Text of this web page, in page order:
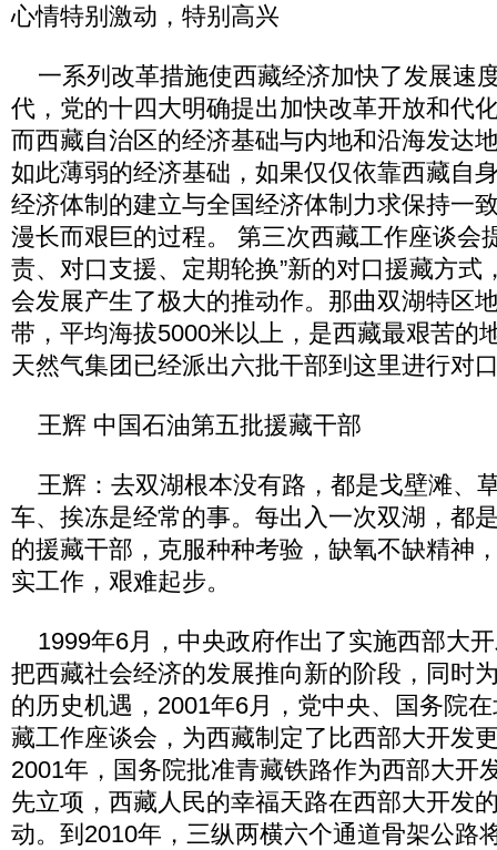
心情特别激动，特别高兴
一系列改革措施使西藏经济加快了发展速
代，党的十四大明确提出加快改革开放和代
而西藏自治区的经济基础与内地和沿海发达
如此薄弱的经济基础，如果仅仅依靠西藏自
经济体制的建立与全国经济体制力求保持一
漫长而艰巨的过程。 第三次西藏工作座谈会
责、对口支援、定期轮换”新的对口援藏方式
会发展产生了极大的推动作。那曲双湖特区
带，平均海拔5000米以上，是西藏最艰苦的
天然气集团已经派出六批干部到这里进行对
王辉 中国石油第五批援藏干部
王辉：去双湖根本没有路，都是戈壁滩、
车、挨冻是经常的事。每出入一次双湖，都
的援藏干部，克服种种考验，缺氧不缺精神
实工作，艰难起步。
1999年6月，中央政府作出了实施西部大
把西藏社会经济的发展推向新的阶段，同时
的历史机遇，2001年6月，党中央、国务院
藏工作座谈会，为西藏制定了比西部大开发
2001年，国务院批准青藏铁路作为西部大开
先立项，西藏人民的幸福天路在西部大开发
动。到2010年，三纵两横六个通道骨架公路